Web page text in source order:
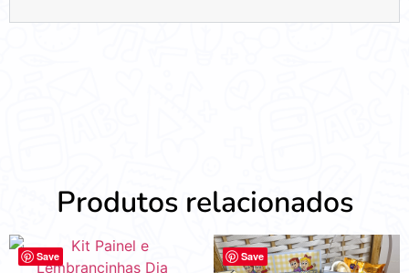
Produtos relacionados
Save Save